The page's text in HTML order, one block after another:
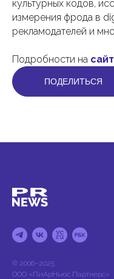
культурных кодов,
измерения фрода в
рекламодателей и
Подробности на
ПОДЕЛИТЬСЯ
© 2006–2025
ООО «ПиАрНьюс Партнерс»